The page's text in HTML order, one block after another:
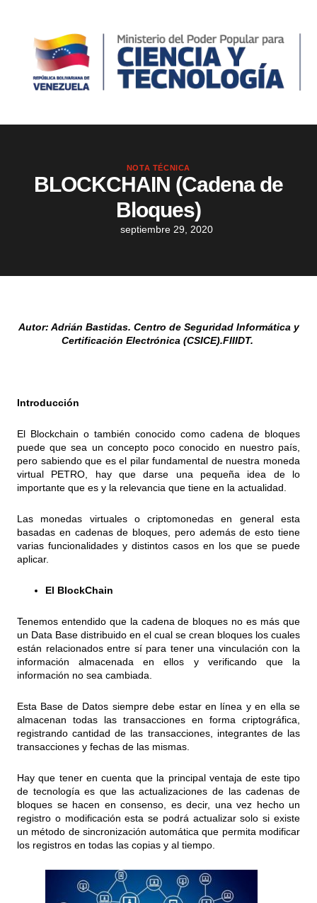
NOTA TÉCNICA
BLOCKCHAIN (Cadena de
Bloques)
septiembre 29, 2020
Autor: Adrián Bastidas. Centro de Seguridad Informática y
Certificación Electrónica (CSICE).FIIIDT.
Introducción
El Blockchain o también conocido como cadena de bloques
puede que sea un concepto poco conocido en nuestro país,
pero sabiendo que es el pilar fundamental de nuestra moneda
virtual PETRO, hay que darse una pequeña idea de lo
importante que es y la relevancia que tiene en la actualidad.
Las monedas virtuales o criptomonedas en general esta
basadas en cadenas de bloques, pero además de esto tiene
varias funcionalidades y distintos casos en los que se puede
aplicar.
El BlockChain
Tenemos entendido que la cadena de bloques no es más que
un Data Base distribuido en el cual se crean bloques los cuales
están relacionados entre sí para tener una vinculación con la
información almacenada en ellos y verificando que la
información no sea cambiada.
Esta Base de Datos siempre debe estar en línea y en ella se
almacenan todas las transacciones en forma criptográfica,
registrando cantidad de las transacciones, integrantes de las
transacciones y fechas de las mismas.
Hay que tener en cuenta que la principal ventaja de este tipo
de tecnología es que las actualizaciones de las cadenas de
bloques se hacen en consenso, es decir, una vez hecho un
registro o modificación esta se podrá actualizar solo si existe
un método de sincronización automática que permita modificar
los registros en todas las copias y al tiempo.